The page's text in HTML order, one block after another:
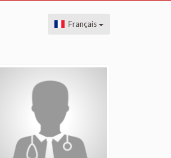
Français